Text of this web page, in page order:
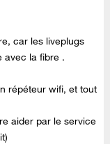
car les liveplugs
avec la fibre .
répéteur wifi, et tout
aider par le service